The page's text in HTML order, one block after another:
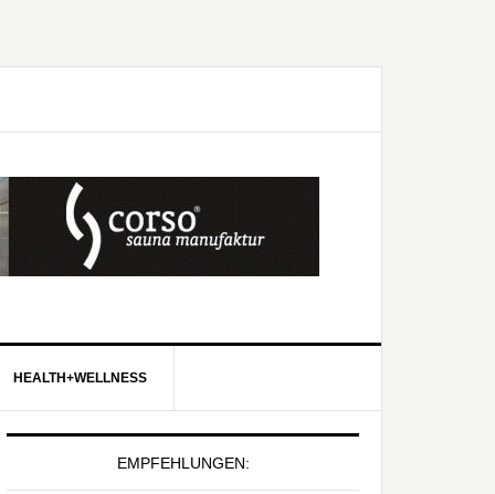
HEALTH+WELLNESS
EMPFEHLUNGEN: